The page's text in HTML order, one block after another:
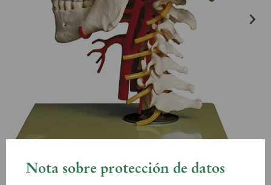
Nota sobre protección de datos